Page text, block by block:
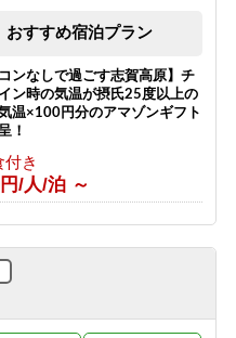
り
おすすめ宿泊プラン
コンなしで過ごす志賀高原】チ
ン時の気温が摂氏25度以上の
温×100円分のアマゾンギフト
！
付き
/人/泊 ～